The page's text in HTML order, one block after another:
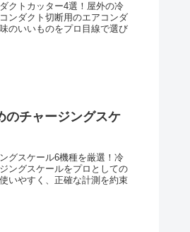
クトカッター4選！屋外の冷
ンダクト切断用のエアコンダ
のいいものをプロ目線で選び
のチャージングスケ
グスケール6機種を厳選！冷
ングスケールをプロとしての
いやすく、正確な計測を約束